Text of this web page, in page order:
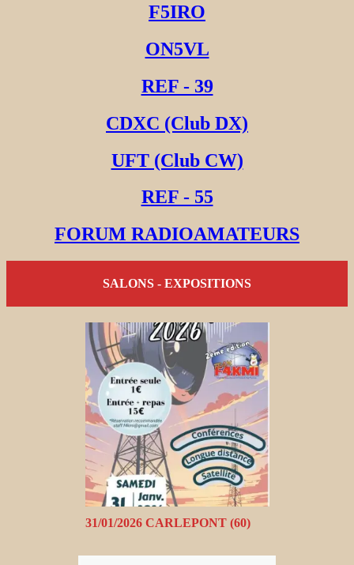
F5IRO
ON5VL
REF - 39
CDXC (Club DX)
UFT (Club CW)
REF - 55
FORUM RADIOAMATEURS
SALONS - EXPOSITIONS
31/01/2026 CARLEPONT (60)